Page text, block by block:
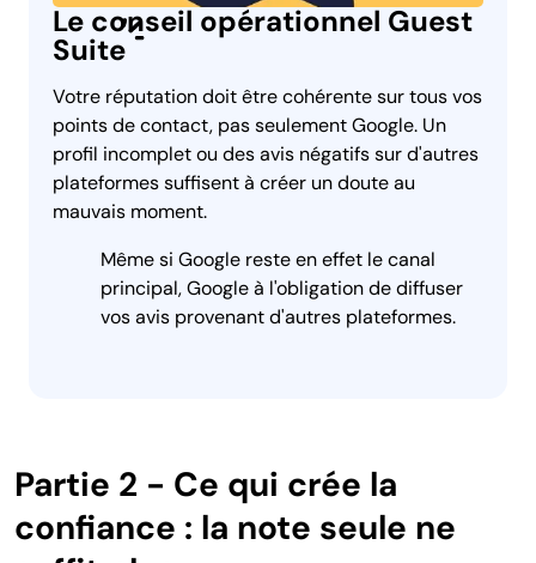
Le conseil opérationnel Guest
Suite
Votre réputation doit être cohérente sur tous vos
points de contact, pas seulement Google. Un
profil incomplet ou des avis négatifs sur d'autres
plateformes suffisent à créer un doute au
mauvais moment.
Même si Google reste en effet le canal
principal, Google à l'obligation de diffuser
vos avis provenant d'autres plateformes.
Partie 2 - Ce qui crée la
confiance : la note seule ne